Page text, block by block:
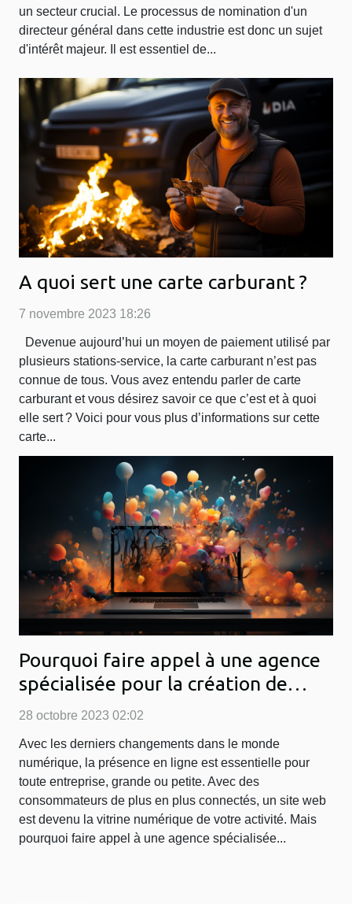
un secteur crucial. Le processus de nomination d'un
directeur général dans cette industrie est donc un sujet
d'intérêt majeur. Il est essentiel de...
A quoi sert une carte carburant ?
7 novembre 2023 18:26
Devenue aujourd’hui un moyen de paiement utilisé par
plusieurs stations-service, la carte carburant n’est pas
connue de tous. Vous avez entendu parler de carte
carburant et vous désirez savoir ce que c’est et à quoi
elle sert ? Voici pour vous plus d’informations sur cette
carte...
Pourquoi faire appel à une agence
spécialisée pour la création de
votre site web ?
28 octobre 2023 02:02
Avec les derniers changements dans le monde
numérique, la présence en ligne est essentielle pour
toute entreprise, grande ou petite. Avec des
consommateurs de plus en plus connectés, un site web
est devenu la vitrine numérique de votre activité. Mais
pourquoi faire appel à une agence spécialisée...